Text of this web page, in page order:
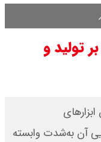
تولید و
آن به‌شدت وابسته